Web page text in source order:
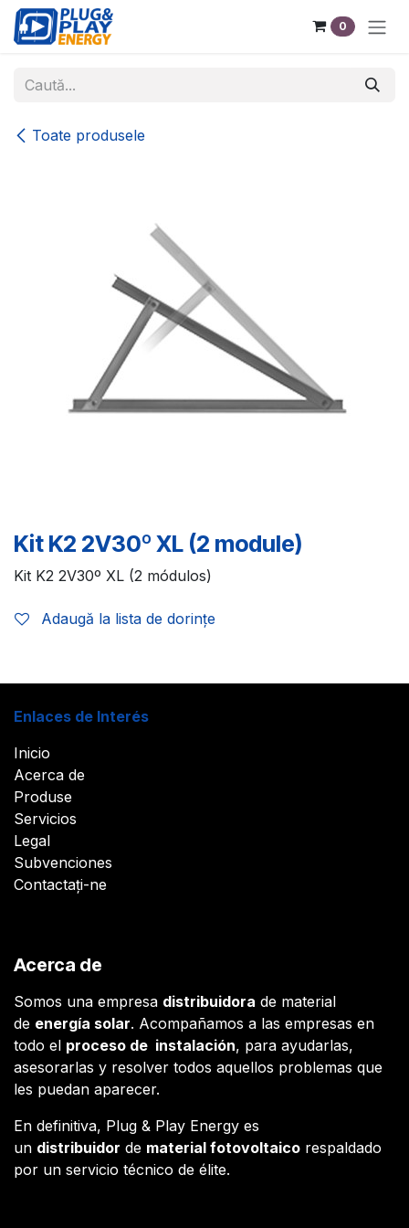
Sari la conținut
0
Toate produsele
Kit K2 2V30º XL (2 module)
Kit K2 2V30º XL (2 módulos)
Adaugă la lista de dorințe
Enlaces de Interés
Inicio
Acerca de
Produse
Servicios
Legal
Subvenciones
Contactați-ne
Acerca de
Somos una empresa distribuidora de material
de energía solar. Acompañamos a las empresas en
todo el proceso de instalación, para ayudarlas,
asesorarlas y resolver todos aquellos problemas que
les puedan aparecer.
En definitiva, Plug & Play Energy es
un distribuidor de material fotovoltaico respaldado
por un servicio técnico de élite.